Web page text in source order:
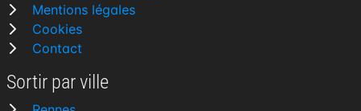
Mentions légales
Cookies
Contact
Sortir par ville